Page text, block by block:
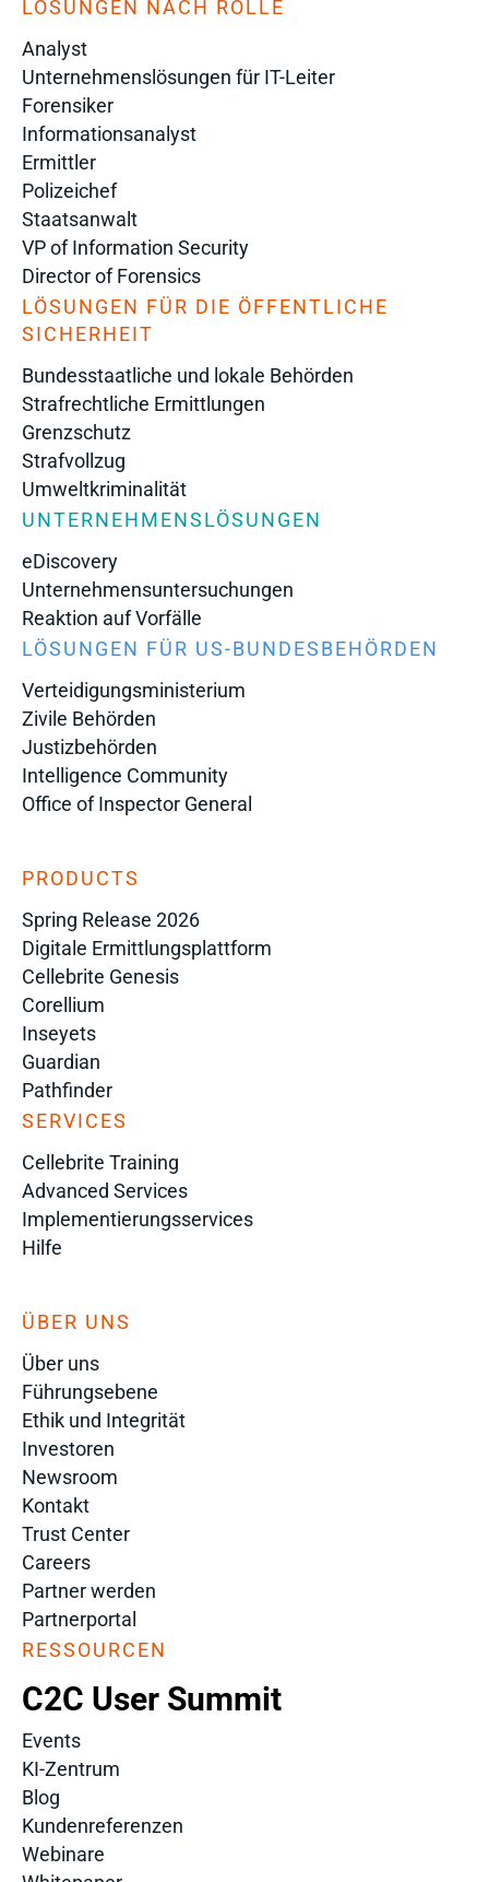
LÖSUNGEN NACH ROLLE
Analyst
Unternehmenslösungen für IT-Leiter
Forensiker
Informationsanalyst
Ermittler
Polizeichef
Staatsanwalt
VP of Information Security
Director of Forensics
LÖSUNGEN FÜR DIE ÖFFENTLICHE
SICHERHEIT
Bundesstaatliche und lokale Behörden
Strafrechtliche Ermittlungen
Grenzschutz
Strafvollzug
Umweltkriminalität
UNTERNEHMENSLÖSUNGEN
eDiscovery
Unternehmensuntersuchungen
Reaktion auf Vorfälle
LÖSUNGEN FÜR US-BUNDESBEHÖRDEN
Verteidigungsministerium
Zivile Behörden
Justizbehörden
Intelligence Community
Office of Inspector General
PRODUCTS
Spring Release 2026
Digitale Ermittlungsplattform
Cellebrite Genesis
Corellium
Inseyets
Guardian
Pathfinder
SERVICES
Cellebrite Training
Advanced Services
Implementierungsservices
Hilfe
ÜBER UNS
Über uns
Führungsebene
Ethik und Integrität
Investoren
Newsroom
Kontakt
Trust Center
Careers
Partner werden
Partnerportal
RESSOURCEN
C2C User Summit
Events
KI-Zentrum
Blog
Kundenreferenzen
Webinare